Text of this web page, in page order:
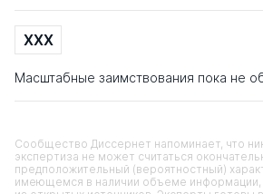
XXX
Масштабные заимствования пока не
Сообщество Диссернет напоминает, что
экспертиза не может считаться
предположительный (вероятностный)
имеющемся в наличии объеме информации,